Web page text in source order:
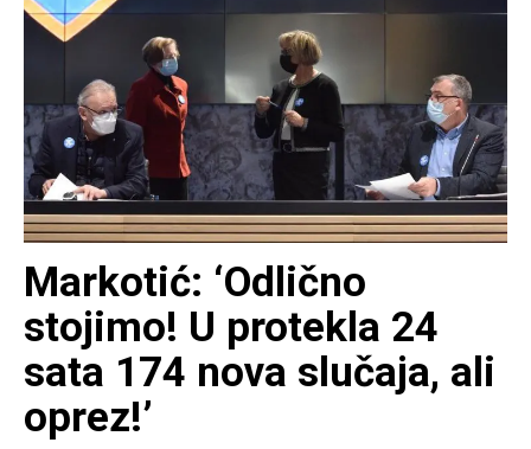
Markotić: ‘Odlično
stojimo! U protekla 24
sata 174 nova slučaja, ali
oprez!’